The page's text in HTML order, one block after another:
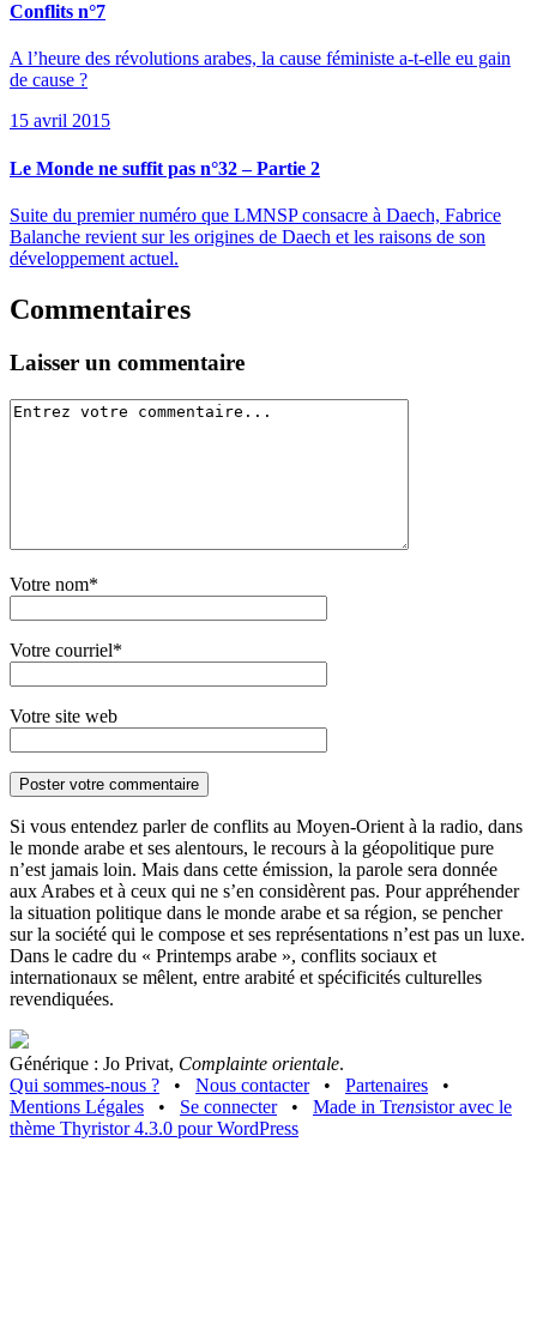
Conflits n°7
A l’heure des révolutions arabes, la cause féministe a-t-elle eu gain
de cause ?
15 avril 2015
Le Monde ne suffit pas n°32 – Partie 2
Suite du premier numéro que LMNSP consacre à Daech, Fabrice
Balanche revient sur les origines de Daech et les raisons de son
développement actuel.
Commentaires
Laisser un commentaire
Votre nom*
Votre courriel*
Votre site web
Si vous entendez parler de conflits au Moyen-Orient à la radio, dans
le monde arabe et ses alentours, le recours à la géopolitique pure
n’est jamais loin. Mais dans cette émission, la parole sera donnée
aux Arabes et à ceux qui ne s’en considèrent pas. Pour appréhender
la situation politique dans le monde arabe et sa région, se pencher
sur la société qui le compose et ses représentations n’est pas un luxe.
Dans le cadre du « Printemps arabe », conflits sociaux et
internationaux se mêlent, entre arabité et spécificités culturelles
revendiquées.
Générique : Jo Privat, Complainte orientale.
Qui sommes-nous ?
• Nous contacter • Partenaires
•
Mentions Légales
• Se connecter • Made in Trensistor avec le
thème Thyristor 4.3.0 pour WordPress